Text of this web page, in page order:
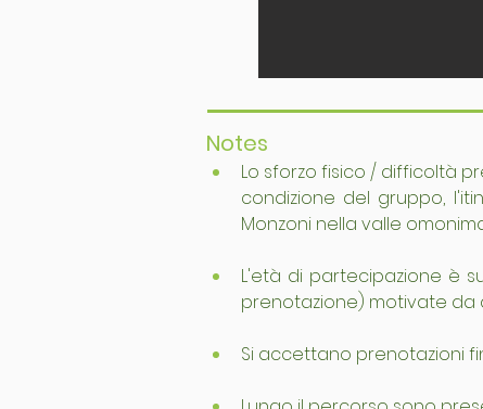
Notes
Lo sforzo fisico / difficoltà
condizione del gruppo,
Monzoni nella valle
L'età di partecipazione è
prenotazione) motivate
Si accettano prenotazioni